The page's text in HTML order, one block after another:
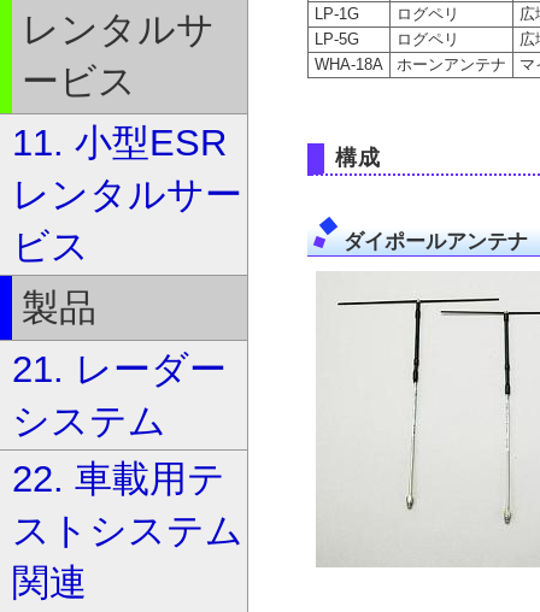
LP-1G
ログペリ
広
LP-5G
ログペリ
広
WHA-18A
ホーンアンテナ マ
構成
ダイポールアンテナ
レンタルサ
ービス
11. 小型ESR
レンタルサー
ビス
製品
21. レーダー
システム
22. 車載用テ
ストシステム
関連